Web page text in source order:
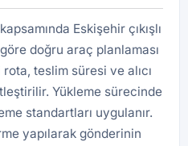
kapsamında Eskişehir çıkışlı
doğru araç planlaması
teslim süresi ve alıcı
Yükleme sürecinde
standartları uygulanır.
yapılarak gönderinin